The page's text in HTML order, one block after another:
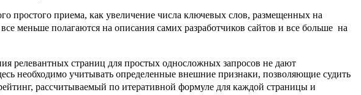
простого приема, как увеличение числа ключевых слов, размещенных на
меньше полагаются на описания самих разработчиков сайтов и все больше  на
релевантных страниц для простых односложных запросов не дают
необходимо учитывать определенные внешние признаки, позволяющие судить
рассчитываемый по итеративной формуле для каждой страницы и